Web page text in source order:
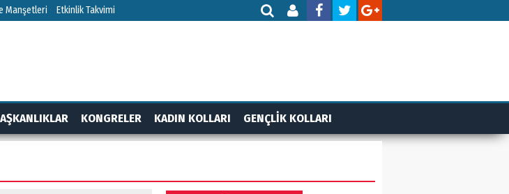
Manşetleri Etkinlik Takvimi
KONGRELER KADIN KOLLARI GENÇLİK KOLLARI
HÜSAMETTİN TAŞDEMİR
BAŞYAZI - Sağlık turizminde
önemli başarı…
ALİ BEKTAN